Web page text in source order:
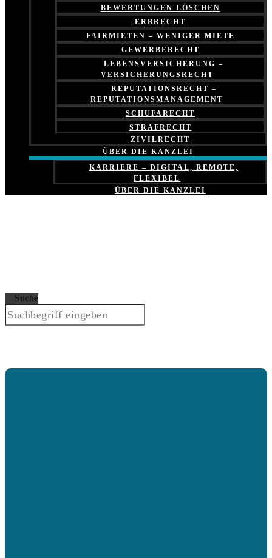
BEWERTUNGEN LÖSCHEN
ERBRECHT
FAIRMIETEN – WENIGER MIETE
GEWERBERECHT
LEBENSVERSICHERUNG –
VERSICHERUNGSRECHT
REPUTATIONSRECHT –
REPUTATIONSMANAGEMENT
SCHUFARECHT
STRAFRECHT
ZIVILRECHT
ÜBER DIE KANZLEI
KARRIERE – DIGITAL, REMOTE,
FLEXIBEL
ÜBER DIE KANZLEI
Suche